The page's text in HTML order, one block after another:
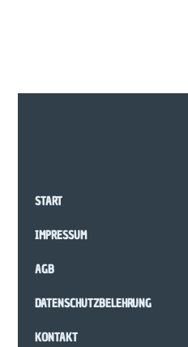
START
IMPRESSUM
AGB
DATENSCHUTZBELEHRUNG
KONTAKT